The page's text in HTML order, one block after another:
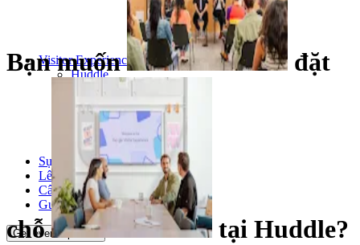
Visitor Experience
Huddle
Quán cà phê
Google Store
Plaza
Nghệ thuật
Sự kiện
Lên kế hoạch ghé thăm
Câu chuyện
Guide
Get event updates
Bạn muốn đặt
chỗ tại Huddle?